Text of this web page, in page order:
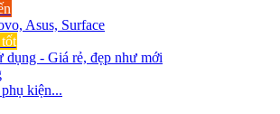
Asus, Surface
dụng - Giá rẻ, đẹp như mới
kiện...